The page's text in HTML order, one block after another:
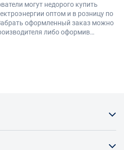
могут недорого купить
оптом и в розницу по
оформленный заказ можно
либо оформив
регионы России.